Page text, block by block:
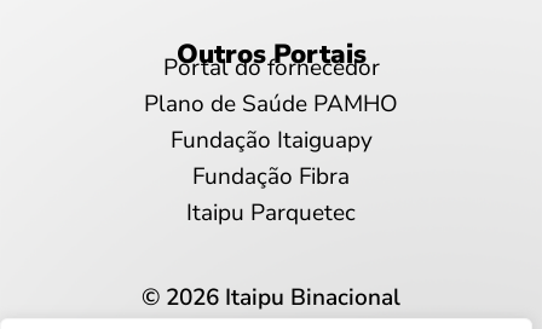
Outros Portais
Portal do fornecedor
Plano de Saúde PAMHO
Fundação Itaiguapy
Fundação Fibra
Itaipu Parquetec
© 2026 Itaipu Binacional